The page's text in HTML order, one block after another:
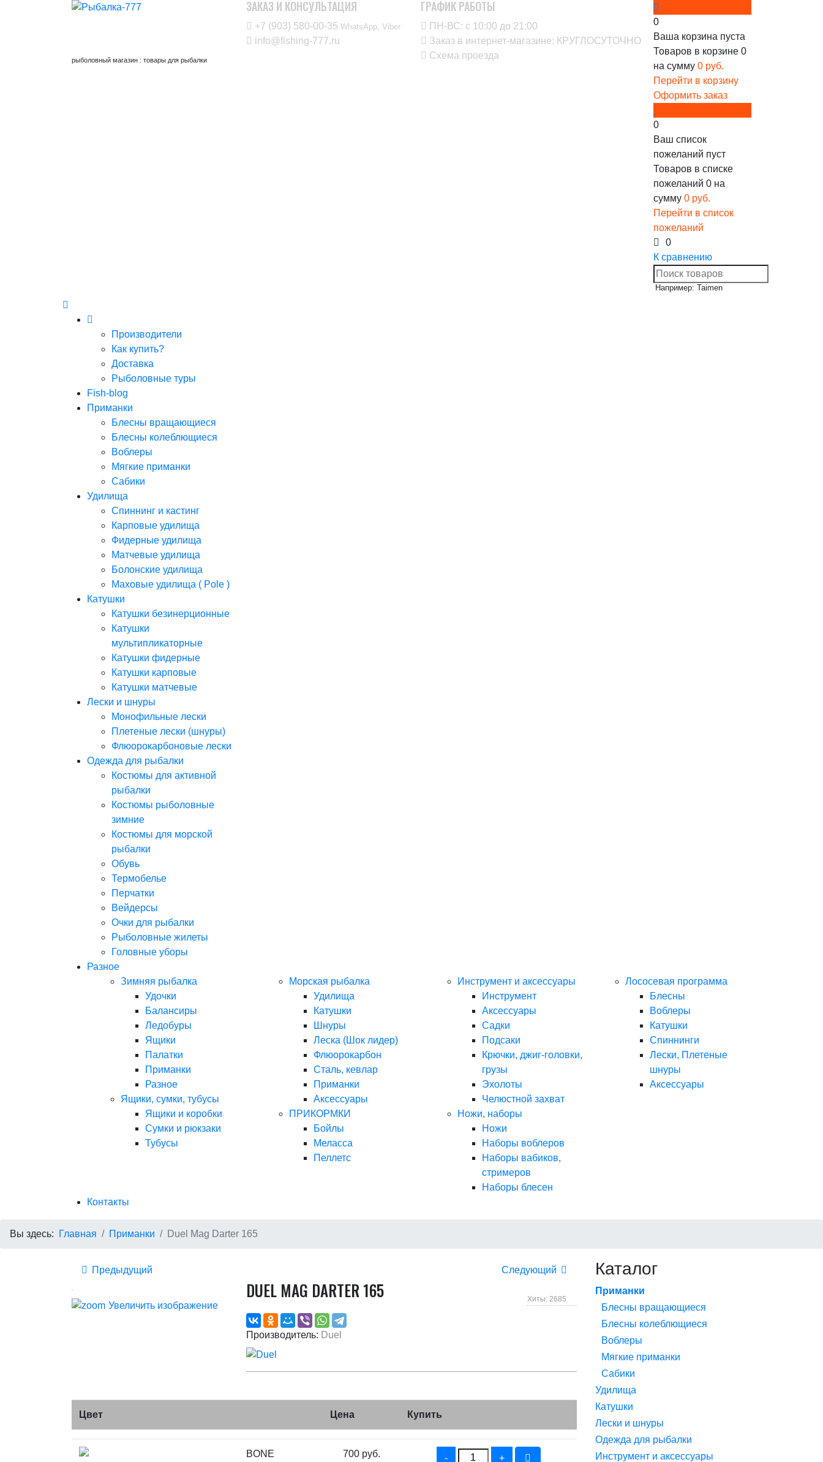
рыболовный магазин : товары для рыбалки
ЗАКАЗ И КОНСУЛЬТАЦИЯ
+7 (903) 580-00-35‬ WhatsApp, Viber
info@fishing-777.ru
ГРАФИК РАБОТЫ
ПН-ВС: с 10:00 до 21:00
Заказ в интернет-магазине: КРУГЛОСУТОЧНО
Схема проезда
0
Ваша корзина пуста
Товаров в корзине 0
на сумму 0 руб.
Перейти в корзину
Оформить заказ
0
Ваш список
пожеланий пуст
Товаров в списке
пожеланий 0 на
сумму 0 руб.
Перейти в список
пожеланий
0
К сравнению
Например: Taimen
Производители
Как купить?
Доставка
Рыболовные туры
Fish-blog
Приманки
Блесны вращающиеся
Блесны колеблющиеся
Воблеры
Мягкие приманки
Сабики
Удилища
Спиннинг и кастинг
Карповые удилища
Фидерные удилища
Матчевые удилища
Болонские удилища
Маховые удилища ( Pole )
Катушки
Катушки безинерционные
Катушки
мультипликаторные
Катушки фидерные
Катушки карповые
Катушки матчевые
Лески и шнуры
Монофильные лески
Плетеные лески (шнуры)
Флюорокарбоновые лески
Одежда для рыбалки
Костюмы для активной
рыбалки
Костюмы рыболовные
зимние
Костюмы для морской
рыбалки
Обувь
Термобелье
Перчатки
Вейдерсы
Очки для рыбалки
Рыболовные жилеты
Головные уборы
Разное
Зимняя рыбалка
Удочки
Балансиры
Ледобуры
Ящики
Палатки
Приманки
Разное
Ящики, сумки, тубусы
Ящики и коробки
Сумки и рюкзаки
Тубусы
Морская рыбалка
Удилища
Катушки
Шнуры
Леска (Шок лидер)
Флюорокарбон
Сталь, кевлар
Приманки
Аксессуары
ПРИКОРМКИ
Бойлы
Меласса
Пеллетс
Инструмент и аксессуары
Инструмент
Аксессуары
Садки
Подсаки
Крючки, джиг-головки,
грузы
Эхолоты
Челюстной захват
Ножи, наборы
Ножи
Наборы воблеров
Наборы вабиков,
стримеров
Наборы блесен
Лососевая программа
Блесны
Воблеры
Катушки
Спиннинги
Лески, Плетеные
шнуры
Аксессуары
Контакты
Вы здесь: Главная Приманки Duel Mag Darter 165
Предыдущий Следующий
Увеличить изображение
Хиты: 2685
DUEL MAG DARTER 165
Производитель: Duel
Цвет Цена Купить
BONE 700 руб.
Каталог
Приманки
Блесны вращающиеся
Блесны колеблющиеся
Воблеры
Мягкие приманки
Сабики
Удилища
Катушки
Лески и шнуры
Одежда для рыбалки
Инструмент и аксессуары